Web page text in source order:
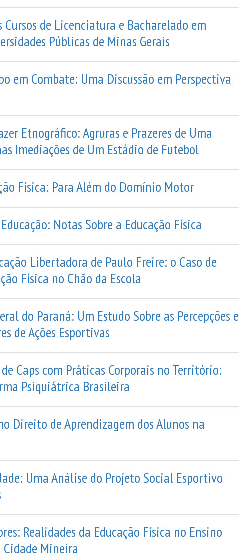
Cursos de Licenciatura e Bacharelado em
Públicas de Minas Gerais
em Combate: Uma Discussão em Perspectiva
Etnográfico: Agruras e Prazeres de Uma
Imediações de Um Estádio de Futebol
Física: Para Além do Domínio Motor
Notas Sobre a Educação Física
Libertadora de Paulo Freire: o Caso de
Física no Chão da Escola
do Paraná: Um Estudo Sobre as Percepções e
de Ações Esportivas
Caps com Práticas Corporais no Território:
Psiquiátrica Brasileira
Direito de Aprendizagem dos Alunos na
Uma Análise do Projeto Social Esportivo
Realidades da Educação Física no Ensino
Cidade Mineira